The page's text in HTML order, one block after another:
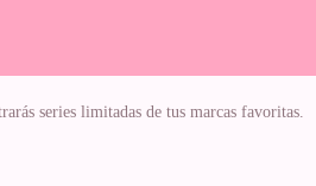
series limitadas de tus marcas favoritas.